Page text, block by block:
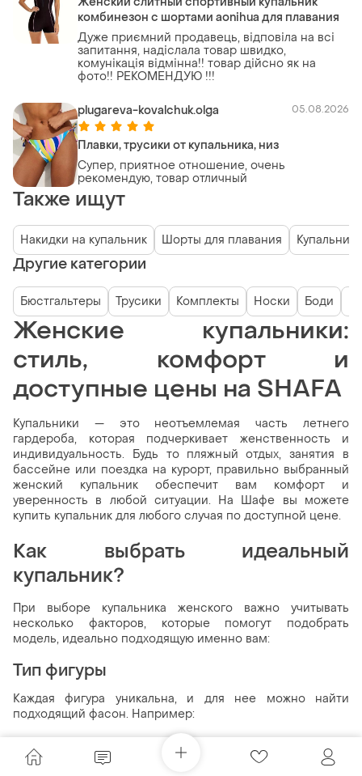
комбинезон с шортами aonihua для плавания
Дуже приємний продавець, відповіла на всі
запитання, надіслала товар швидко,
комунікація відмінна!! товар дійсно як на
фото!! РЕКОМЕНДУЮ !!!
plugareva-kovalchuk.olga 05.08.2026
Плавки, трусики от купальника, низ
Супер, приятное отношение, очень
рекомендую, товар отличный
Также ищут
Накидки на купальник Шорты для плавания
Другие категории
Бюстгальтеры Трусики Комплекты Носки Боди
Женские купальники:
стиль, комфорт и
доступные цены на SHAFA
Купальники — это неотъемлемая часть летнего
гардероба, которая подчеркивает женственность и
индивидуальность. Будь то пляжный отдых, занятия в
бассейне или поездка на курорт, правильно выбранный
женский купальник обеспечит вам комфорт и
уверенность в любой ситуации. На Шафе вы можете
купить купальник для любого случая по доступной цене.
Как выбрать идеальный
купальник?
При выборе купальника женского важно учитывать
несколько факторов, которые помогут подобрать
модель, идеально подходящую именно вам:
Тип фигуры
Каждая фигура уникальна, и для нее можно найти
подходящий фасон. Например:
Монокини визуально вытягивает силуэт, подчеркивая
линию талии и скрывая недостатки в области живота.